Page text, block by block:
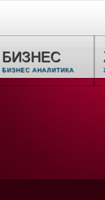
БИЗНЕС
БИЗНЕС АНАЛИТИКА